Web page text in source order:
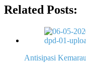
Related Posts:
Antisipasi